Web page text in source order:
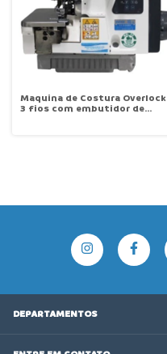
Maquina de Costura Overlock
3 fios com embutidor de
DEPARTAMENTOS